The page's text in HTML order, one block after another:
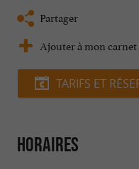
Partager
Ajouter à mon carnet
TARIFS ET
Horaires